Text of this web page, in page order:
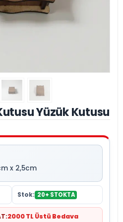
Yüzük Kutusu
x 2,5cm
Stok: 20+ STOKTA
2000 TL Üstü Bedava